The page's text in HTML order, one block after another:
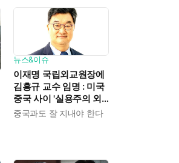
뉴스&이슈
이재명 국립외교원장에
김흥규 교수 임명 : 미국
중국 사이 '실용주의 외
교론' 강조한 인물이다
중국과도 잘 지내야 한다